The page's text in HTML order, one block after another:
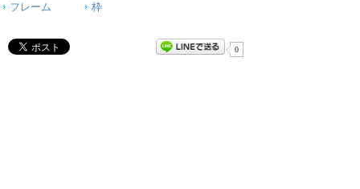
フレーム 枠
0